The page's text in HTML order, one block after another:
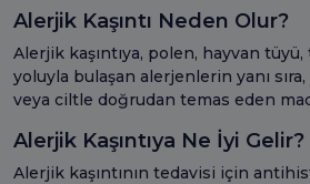
Alerjik Kaşıntı Neden Olur?
Alerjik kaşıntıya, polen, hayvan
yoluyla bulaşan alerjenlerin yanı
veya ciltle doğrudan temas eden
Alerjik Kaşıntıya Ne İyi Gelir?
Alerjik kaşıntının tedavisi için